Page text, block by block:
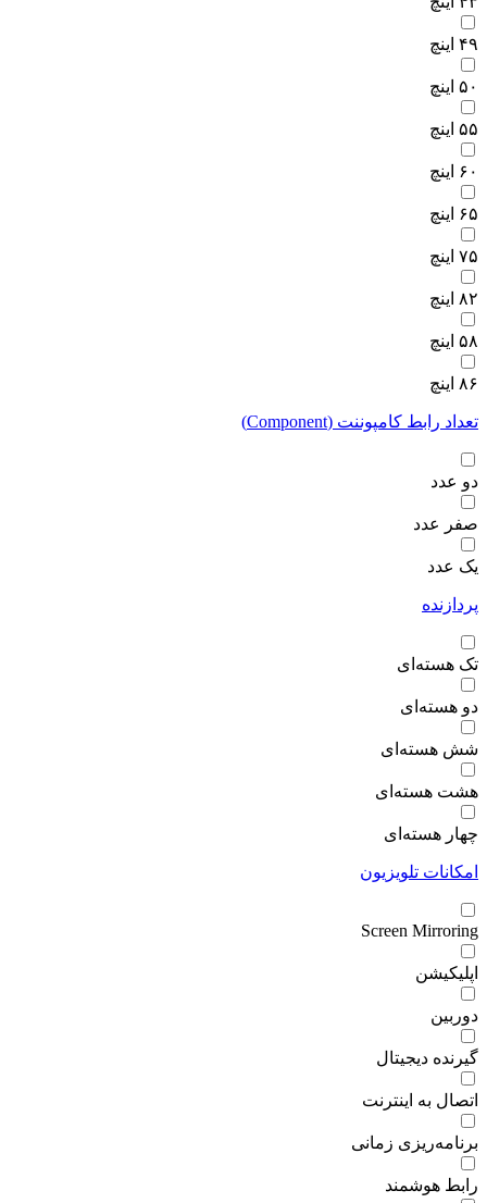
۴۹ اینچ
۵۰ اینچ
۵۵ اینچ
۶۰ اینچ
۶۵ اینچ
۷۵ اینچ
۸۲ اینچ
۵۸ اینچ
۸۶ اینچ
تعداد رابط کامپوننت (Component)
دو عدد
صفر عدد
یک عدد
پردازنده
تک هسته‌ای
دو هسته‌ای
شش هسته‌ای
هشت هسته‌ای
چهار هسته‌ای
امکانات تلویزیون
Screen Mirroring
اپلیکیشن
دوربین
گیرنده دیجیتال
اتصال به اینترنت
برنامه‌ریزی زمانی
رابط هوشمند